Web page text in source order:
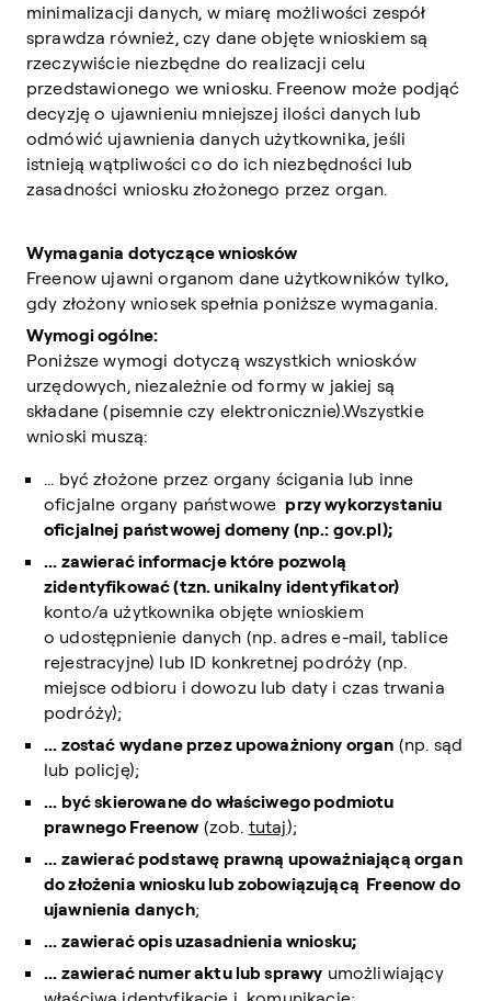
minimalizacji danych, w miarę możliwości zespół
sprawdza również, czy dane objęte wnioskiem są
rzeczywiście niezbędne do realizacji celu
przedstawionego we wniosku. Freenow może podjąć
decyzję o ujawnieniu mniejszej ilości danych lub
odmówić ujawnienia danych użytkownika, jeśli
istnieją wątpliwości co do ich niezbędności lub
zasadności wniosku złożonego przez organ.
Wymagania dotyczące wniosków
Freenow ujawni organom dane użytkowników tylko,
gdy złożony wniosek spełnia poniższe wymagania.
Wymogi ogólne:
Poniższe wymogi dotyczą wszystkich wniosków
urzędowych, niezależnie od formy w jakiej są
składane (pisemnie czy elektronicznie).Wszystkie
wnioski muszą:
... być złożone przez organy ścigania lub inne
oficjalne organy państwoweprzy wykorzystaniu
oficjalnej państwowej domeny (np.: gov.pl);
... zawierać informacje które pozwolą
zidentyfikować (tzn. unikalny identyfikator)
konto/a użytkownika objęte wnioskiem
o udostępnienie danych (np. adres e-mail, tablice
rejestracyjne) lub ID konkretnej podróży (np.
miejsce odbioru i dowozu lub daty i czas trwania
podróży);
... zostać wydane przez upoważniony organ (np. sąd
lub policję);
... być skierowane do właściwego podmiotu
prawnego Freenow (zob. tutaj);
... zawierać podstawę prawną upoważniającą organ
do złożenia wniosku lub zobowiązującą Freenow do
ujawnienia danych;
... zawierać opis uzasadnienia wniosku;
... zawierać numer aktu lub sprawy umożliwiający